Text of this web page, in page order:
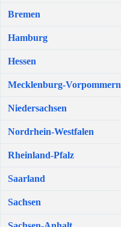
Bremen
Hamburg
Hessen
Mecklenburg-Vorpommern
Niedersachsen
Nordrhein-Westfalen
Rheinland-Pfalz
Saarland
Sachsen